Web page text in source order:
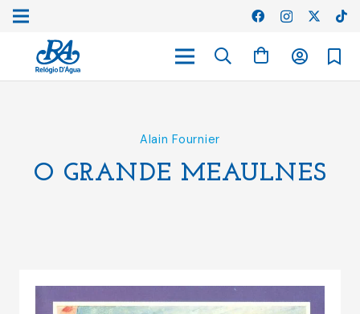
Alain Fournier
O GRANDE MEAULNES